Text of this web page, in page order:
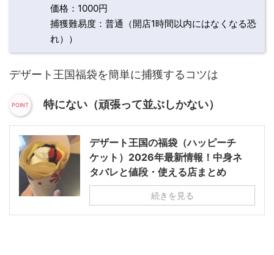
価格：1000円
捕獲難易度：普通（開店1時間以内にはなくなる恐
れ））
デザート王国福袋を簡単に捕獲するコツは
特にない（頑張って並ぶしかない）
デザート王国の福袋（ハッピーチ
ケット）2026年最新情報！中身ネ
タバレと値段・使える店まとめ
続きを見る